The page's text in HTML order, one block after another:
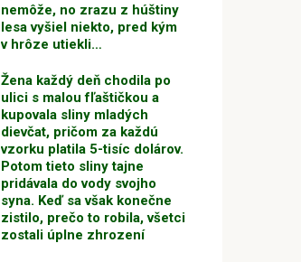
nemôže, no zrazu z húštiny
lesa vyšiel niekto, pred kým
v hrôze utiekli…
Žena každý deň chodila po
ulici s malou fľaštičkou a
kupovala sliny mladých
dievčat, pričom za každú
vzorku platila 5-tisíc dolárov.
Potom tieto sliny tajne
pridávala do vody svojho
syna. Keď sa však konečne
zistilo, prečo to robila, všetci
zostali úplne zhrození